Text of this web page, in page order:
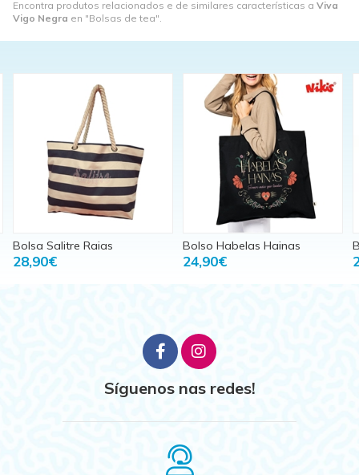
Encontra produtos relacionados e de similares características a Viva
Vigo Negra en "Bolsas de tea".
Bolso Habelas Hainas
24,90€
Bolso Miña Rula
24,90€
Síguenos nas redes!